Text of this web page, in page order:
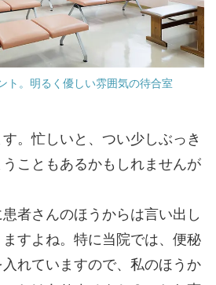
ト。明るく優しい雰囲気の待合室
。忙しいと、つい少しぶっき
こともあるかもしれませんが
者さんのほうからは言い出し
すよね。特に当院では、便秘
れていますので、私のほうか